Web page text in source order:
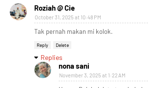
Roziah @ Cie
October 31, 2025 at 10:48 PM
Tak pernah makan mi kolok.
Reply Delete
Replies
nona sani
November 3, 2025 at 1:22 AM